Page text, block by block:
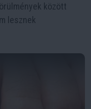
között
lesznek